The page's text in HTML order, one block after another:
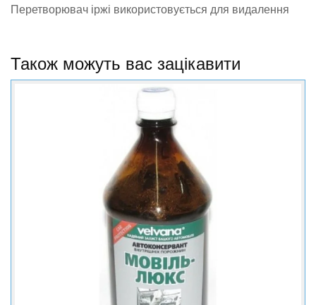
Перетворювач іржі використовується для видалення
антикорозійну плівку на обробленій поверхні.
Також можуть вас зацікавити